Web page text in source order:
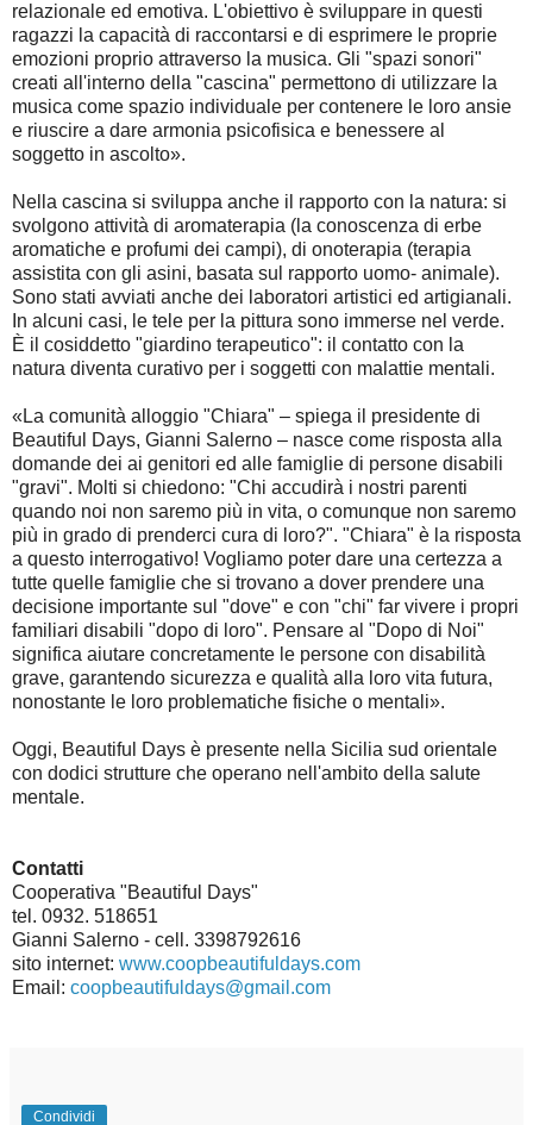
relazionale ed emotiva. L'obiettivo è sviluppare in questi
ragazzi la capacità di raccontarsi e di esprimere le proprie
emozioni proprio attraverso la musica. Gli "spazi sonori"
creati all'interno della "cascina" permettono di utilizzare la
musica come spazio individuale per contenere le loro ansie
e riuscire a dare armonia psicofisica e benessere al
soggetto in ascolto».
Nella cascina si sviluppa anche il rapporto con la natura: si
svolgono attività di aromaterapia (la conoscenza di erbe
aromatiche e profumi dei campi), di onoterapia (terapia
assistita con gli asini, basata sul rapporto uomo- animale).
Sono stati avviati anche dei laboratori artistici ed artigianali.
In alcuni casi, le tele per la pittura sono immerse nel verde.
È il cosiddetto "giardino terapeutico": il contatto con la
natura diventa curativo per i soggetti con malattie mentali.
«La comunità alloggio "Chiara" – spiega il presidente di
Beautiful Days, Gianni Salerno – nasce come risposta alla
domande dei ai genitori ed alle famiglie di persone disabili
"gravi". Molti si chiedono: "Chi accudirà i nostri parenti
quando noi non saremo più in vita, o comunque non saremo
più in grado di prenderci cura di loro?". "Chiara" è la risposta
a questo interrogativo! Vogliamo poter dare una certezza a
tutte quelle famiglie che si trovano a dover prendere una
decisione importante sul "dove" e con "chi" far vivere i propri
familiari disabili "dopo di loro". Pensare al "Dopo di Noi"
significa aiutare concretamente le persone con disabilità
grave, garantendo sicurezza e qualità alla loro vita futura,
nonostante le loro problematiche fisiche o mentali».
Oggi, Beautiful Days è presente nella Sicilia sud orientale
con dodici strutture che operano nell'ambito della salute
mentale.
Contatti
Cooperativa "Beautiful Days"
tel. 0932. 518651
Gianni Salerno - cell. 3398792616
sito internet: www.coopbeautifuldays.com
Email: coopbeautifuldays@gmail.com
Condividi